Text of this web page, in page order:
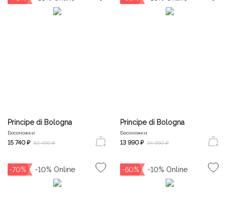
Principe di Bologna
Босоножки
15 740 ₽ 52 490 ₽
Principe di Bologna
Босоножки
13 990 ₽ 34 990 ₽
-70% -60%